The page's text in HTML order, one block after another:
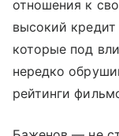
отношения к
высокий
которые под
нередко
рейтинги